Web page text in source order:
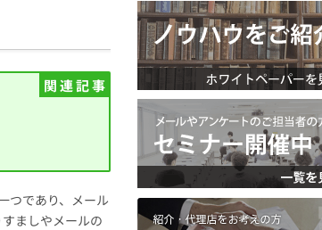
kintone（キントーン）メール配信
Webプッシュ通知サービス
SNSプロモーション支援事業
（当社グループ企業）
遅延なく確実・高速に送る 組織的に管理
デジタルマー
メール配信用語集
つであり、メール
ましやメールの